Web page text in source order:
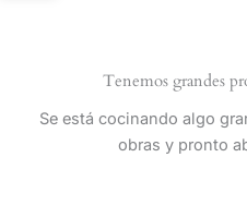
Tenemos grandes
Se está cocinando algo
obras y pronto